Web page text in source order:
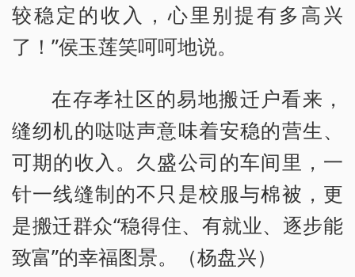
较稳定的收入，心里别提有多高兴
了！”侯玉莲笑呵呵地说。
在存孝社区的易地搬迁户看来，
缝纫机的哒哒声意味着安稳的营生、
可期的收入。久盛公司的车间里，一
针一线缝制的不只是校服与棉被，更
是搬迁群众“稳得住、有就业、逐步能
致富”的幸福图景。（杨盘兴）